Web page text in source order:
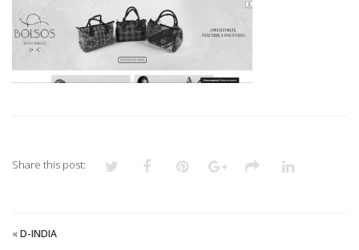
Share this post:
«D-INDIA